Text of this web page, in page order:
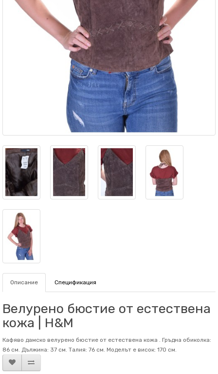
Описание Спецификация
Велурено бюстие от естествена
кожа | H&M
Кафяво дамско велурено бюстие от естествена кожа . Гръдна обиколка:
86 см. Дължина: 37 см. Талия: 76 см. Mоделът е висок: 170 см.